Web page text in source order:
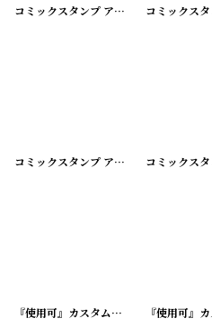
コミックスタンプ アンティークメタルスタンプ
コミックスタンプ アンティークメタルスタンプ
『使用可』カスタム加工済 アドバタイジング ビンテージボールペン